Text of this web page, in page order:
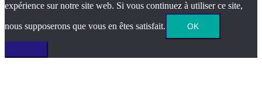
expérience sur notre site web. Si vous continuez à utiliser ce site,
nous supposerons que vous en êtes satisfait. OK